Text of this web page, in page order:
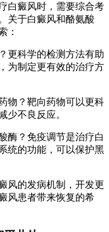
白癜风时，需要综合考
关于白癜风和酪氨酸
：
更科学的检测方法有助
为制定更有效的治疗方
物？靶向药物可以更科
少不良反应。
酶？免疫调节是治疗白
统的功能，可以保护黑
风的发病机制，开发更
风患者带来恢复的希